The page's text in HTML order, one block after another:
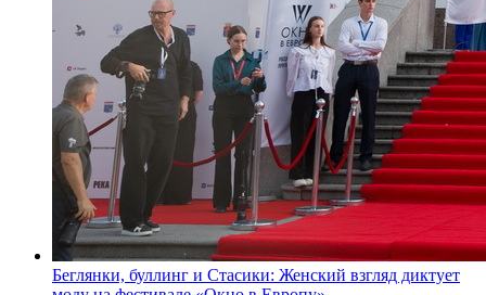
Беглянки, буллинг и Стасики: Женский взгляд диктует